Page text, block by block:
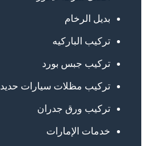
بديل الرخام
تركيب الباركيه
تركيب جبس بورد
تركيب مظلات سيارات حديد
تركيب ورق جدران
خدمات الإمارات